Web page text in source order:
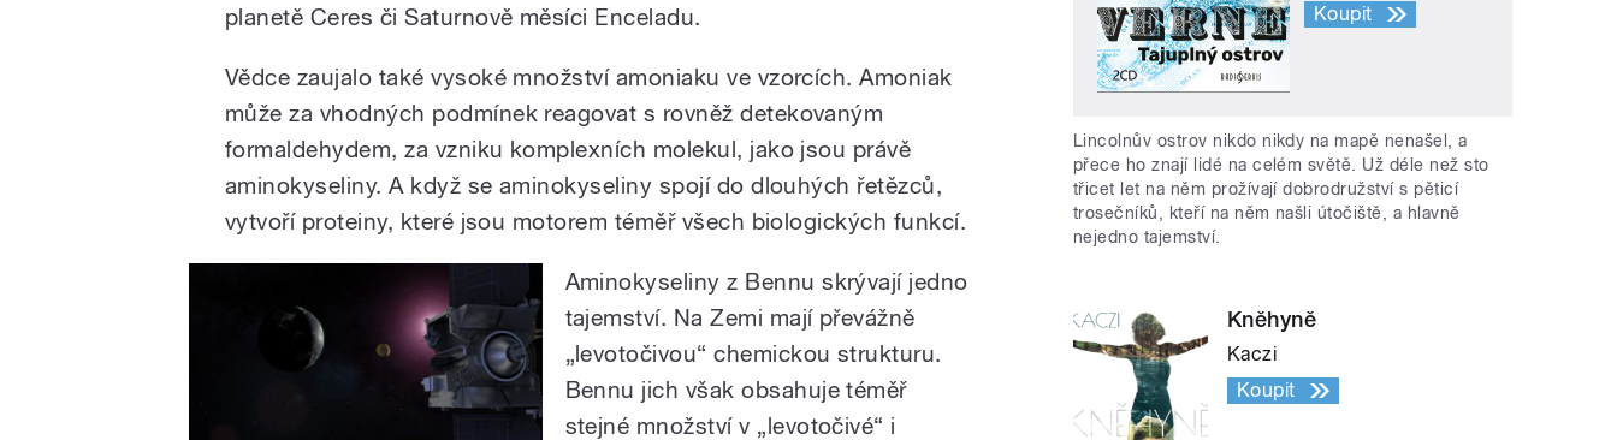
planetě Ceres či Saturnově měsíci Enceladu.
Vědce zaujalo také vysoké množství amoniaku ve vzorcích. Amoniak
může za vhodných podmínek reagovat s rovněž detekovaným
formaldehydem, za vzniku komplexních molekul, jako jsou právě
aminokyseliny. A když se aminokyseliny spojí do dlouhých řetězců,
vytvoří proteiny, které jsou motorem téměř všech biologických funkcí.
Aminokyseliny z Bennu skrývají jedno
tajemství. Na Zemi mají převážně
„levotočivou“ chemickou strukturu.
Bennu jich však obsahuje téměř
stejné množství v „levotočivé“ i
Koupit
Lincolnův ostrov nikdo nikdy na mapě nenašel, a
přece ho znají lidé na celém světě. Už déle než sto
třicet let na něm prožívají dobrodružství s pěticí
trosečníků, kteří na něm našli útočiště, a hlavně
nejedno tajemství.
Kněhyně
Kaczi
Koupit